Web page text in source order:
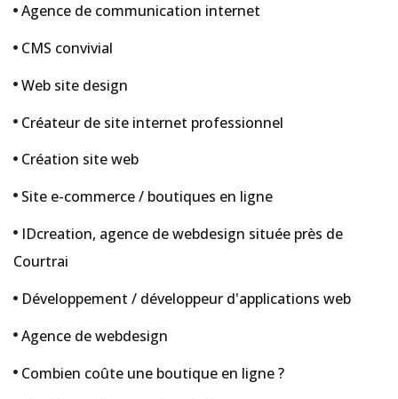
Agence de communication internet
CMS convivial
Web site design
Créateur de site internet professionnel
Création site web
Site e-commerce / boutiques en ligne
IDcreation, agence de webdesign située près de
Courtrai
Développement / développeur d'applications web
Agence de webdesign
Combien coûte une boutique en ligne ?